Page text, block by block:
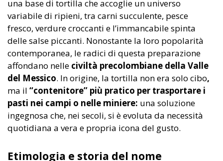
una base di tortilla che accoglie un universo
variabile di ripieni, tra carni succulente, pesce
fresco, verdure croccanti e l’immancabile spinta
delle salse piccanti. Nonostante la loro popolarità
contemporanea, le radici di questa preparazione
affondano nelle civiltà precolombiane della Valle
del Messico. In origine, la tortilla non era solo cibo,
ma il “contenitore” più pratico per trasportare i
pasti nei campi o nelle miniere: una soluzione
ingegnosa che, nei secoli, si è evoluta da necessità
quotidiana a vera e propria icona del gusto.
Etimologia e storia del nome